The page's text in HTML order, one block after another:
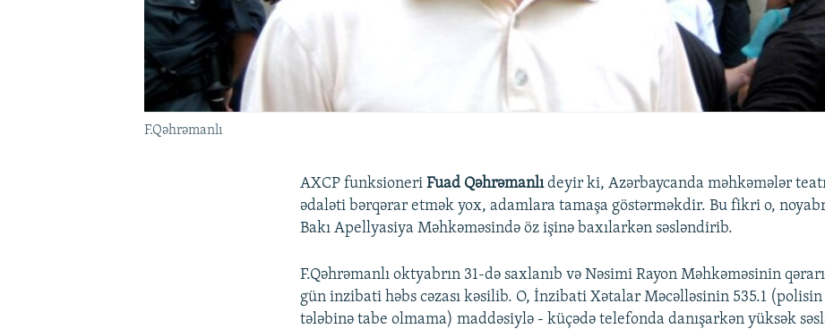
F.Qəhrəmanlı
AXCP funksioneriFuad Qəhrəmanlıdeyir ki, Azərbaycanda məhkəmələr
ədaləti bərqərar etmək yox, adamlara tamaşa göstərməkdir. Bu fikri o,
Bakı Apellyasiya Məhkəməsində öz işinə baxılarkən səsləndirib.
F.Qəhrəmanlı oktyabrın 31-də saxlanıb və Nəsimi Rayon Məhkəməsinin
gün inzibati həbs cəzası kəsilib. O, İnzibati Xətalar Məcəlləsinin 535.1
tələbinə tabe olmama) maddəsiylə - küçədə telefonda danışarkən yüksək